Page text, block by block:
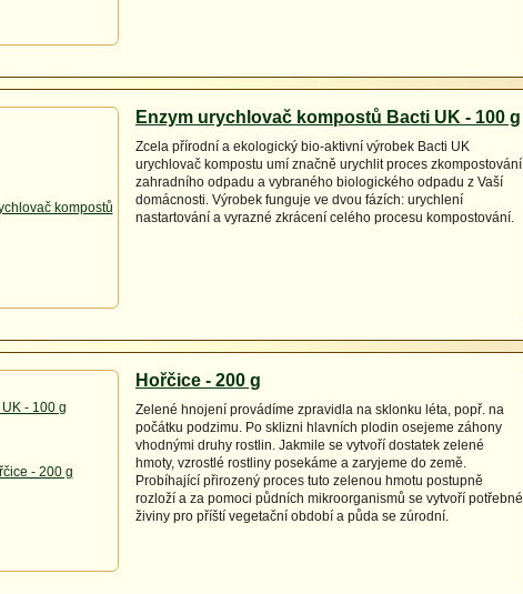
Enzym urychlovač kompostů Bacti UK - 100 g
Zcela přírodní a ekologický bio-aktivní výrobek Bacti UK
urychlovač kompostu umí značně urychlit proces zkompostování
zahradního odpadu a vybraného biologického odpadu z Vaší
domácnosti. Výrobek funguje ve dvou fázích: urychlení
nastartování a vyrazné zkrácení celého procesu kompostování.
Hořčice - 200 g
Zelené hnojení provádíme zpravidla na sklonku léta, popř. na
počátku podzimu. Po sklizni hlavních plodin osejeme záhony
vhodnými druhy rostlin. Jakmile se vytvoří dostatek zelené
hmoty, vzrostlé rostliny posekáme a zaryjeme do země.
Probíhající přirozený proces tuto zelenou hmotu postupně
rozloží a za pomoci půdních mikroorganismů se vytvoří potřebné
živiny pro příští vegetační období a půda se zúrodní.